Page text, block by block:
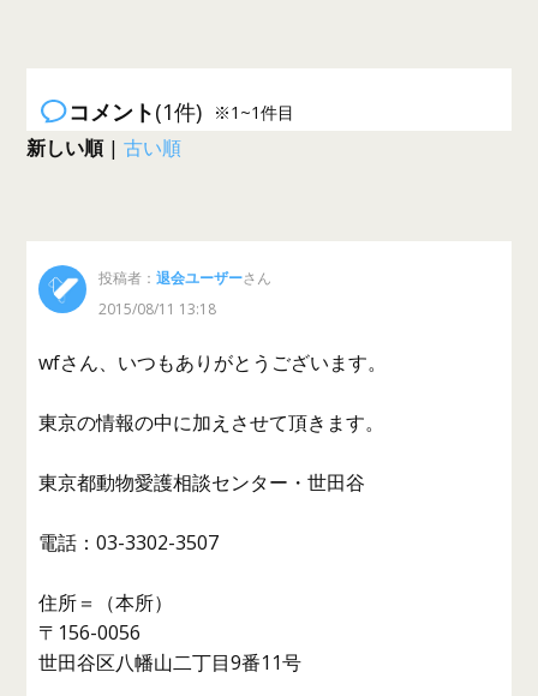
コメント(1件) ※1~1件目
新しい順|古い順
投稿者：退会ユーザーさん
2015/08/11 13:18
wfさん、いつもありがとうございます。
東京の情報の中に加えさせて頂きます。
東京都動物愛護相談センター・世田谷
電話：03-3302-3507
住所＝（本所）
〒156-0056
世田谷区八幡山二丁目9番11号